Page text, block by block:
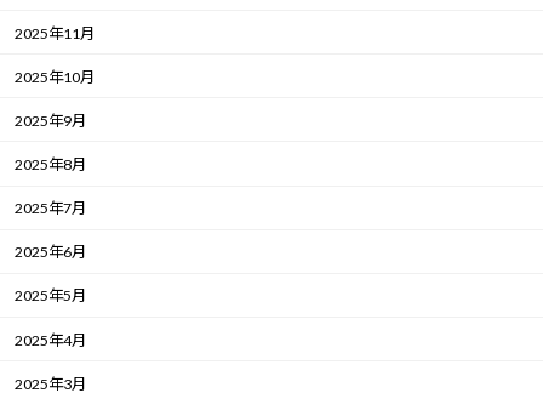
2025年11月
2025年10月
2025年9月
2025年8月
2025年7月
2025年6月
2025年5月
2025年4月
2025年3月